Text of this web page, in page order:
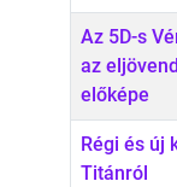
Az 5D-s
az
előképe
Régi és új
Titánról